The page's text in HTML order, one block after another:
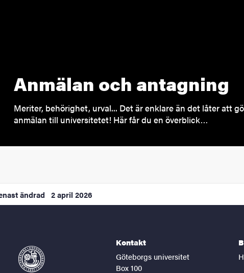
Anmälan och antagning
Meriter, behörighet, urval... Det är enklare än det låter att
anmälan till universitetet! Här får du en överblick…
ändrad 2 april 2026
Kontakt
Göteborgs universitet
Box 100